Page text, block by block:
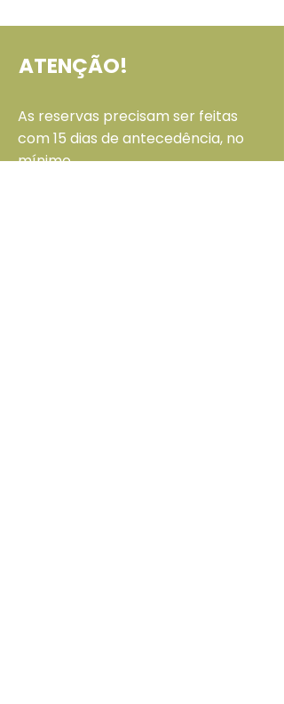
ATENÇÃO!
As reservas precisam ser feitas
com 15 dias de antecedência, no
mínimo.